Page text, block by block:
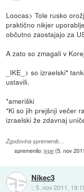
Loocas> Tole rusko
praktično nikjer
občutno zaostajajo za
A zato so zmagali v
_IKE_> so izraelski*
ustavili.
*ameriški
*Ki so jih prejšnji večer
izraelski že zdavnaj
Zgodovina sprememb…
spremenilo:jype(5. nov
Nikec3
:: 5. nov 2011,